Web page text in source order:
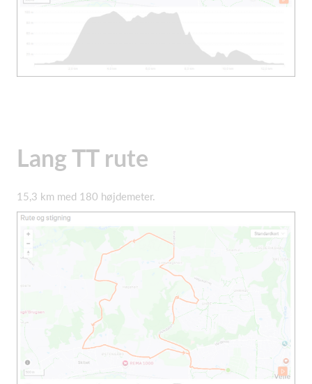
Lang TT rute
15,3 km med 180 højdemeter.